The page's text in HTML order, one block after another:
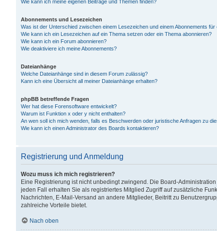
Wie kann ich meine eigenen Beiträge und Themen finden?
Abonnements und Lesezeichen
Was ist der Unterschied zwischen einem Lesezeichen und einem Abonnements
Wie kann ich ein Lesezeichen auf ein Thema setzen oder ein Thema abonnieren?
Wie kann ich ein Forum abonnieren?
Wie deaktiviere ich meine Abonnements?
Dateianhänge
Welche Dateianhänge sind in diesem Forum zulässig?
Kann ich eine Übersicht all meiner Dateianhänge erhalten?
phpBB betreffende Fragen
Wer hat diese Forensoftware entwickelt?
Warum ist Funktion x oder y nicht enthalten?
An wen soll ich mich wenden, falls es Beschwerden oder juristische Anfragen zu
Wie kann ich einen Administrator des Boards kontaktieren?
Registrierung und Anmeldung
Wozu muss ich mich registrieren?
Eine Registrierung ist nicht unbedingt zwingend. Die Board-
jeden Fall erhalten Sie als registriertes Mitglied Zugriff auf zusätzliche
Nachrichten, E-Mail-Versand an andere Mitglieder, Beitritt zu
zahlreiche Vorteile bietet.
Nach oben